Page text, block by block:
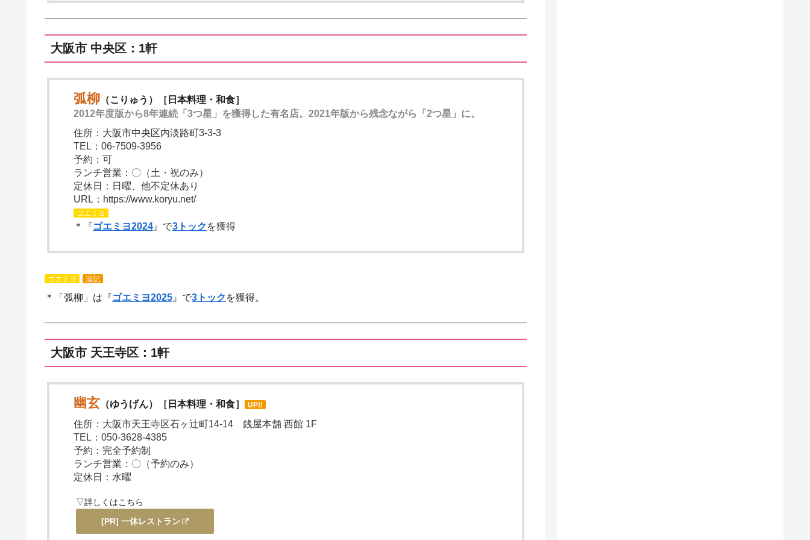
大阪市 中央区：1軒
弧柳 （こりゅう）［日本料理・和食］
2012年度版から8年連続「3つ星」を獲得した有名店。2021年版から残念ながら「2つ星」に。
住所：大阪市中央区内淡路町3-3-3
TEL：06-7509-3956
予約：可
ランチ営業：〇（土・祝のみ）
定休日：日曜、他不定休あり
URL：https://www.koryu.net/
ゴエミヨ
＊『ゴエミヨ2024 』で3トック を獲得
ゴエミヨ 追記
＊「弧柳」は『ゴエミヨ2025 』で3トック を獲得。
大阪市 天王寺区：1軒
幽玄 （ゆうげん）［日本料理・和食］ UP!!
住所：大阪市天王寺区石ヶ辻町14-14 銭屋本舗 西館 1F
TEL：050-3628-4385
予約：完全予約制
ランチ営業：〇（予約のみ）
定休日：水曜
▽詳しくはこちら
[PR] 一休レストラン